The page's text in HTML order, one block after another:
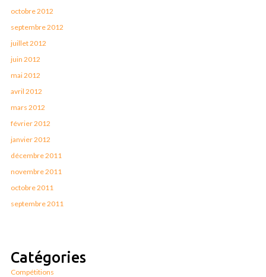
octobre 2012
septembre 2012
juillet 2012
juin 2012
mai 2012
avril 2012
mars 2012
février 2012
janvier 2012
décembre 2011
novembre 2011
octobre 2011
septembre 2011
Catégories
Compétitions